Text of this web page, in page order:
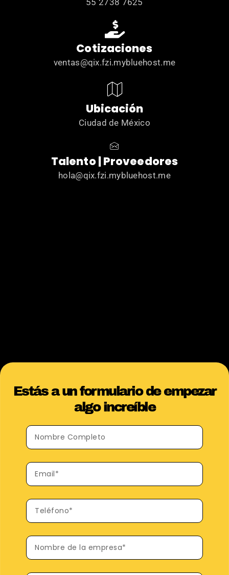
55 2738 7625
Cotizaciones
ventas@qix.fzi.mybluehost.me
Ubicación
Ciudad de México
Talento | Proveedores
hola@qix.fzi.mybluehost.me
Estás a un formulario de empezar
algo increíble​